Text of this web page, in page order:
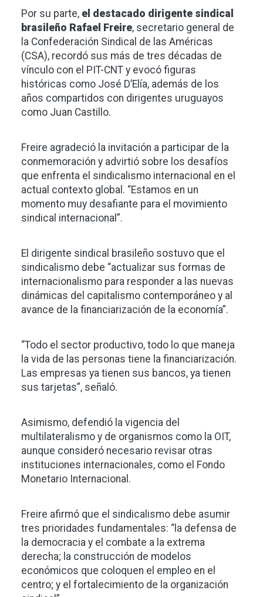
Por su parte, el destacado dirigente sindical
brasileño Rafael Freire, secretario general de
la Confederación Sindical de las Américas
(CSA), recordó sus más de tres décadas de
vínculo con el PIT-CNT y evocó figuras
históricas como José D’Elía, además de los
años compartidos con dirigentes uruguayos
como Juan Castillo.
Freire agradeció la invitación a participar de la
conmemoración y advirtió sobre los desafíos
que enfrenta el sindicalismo internacional en el
actual contexto global. “Estamos en un
momento muy desafiante para el movimiento
sindical internacional”.
El dirigente sindical brasileño sostuvo que el
sindicalismo debe “actualizar sus formas de
internacionalismo para responder a las nuevas
dinámicas del capitalismo contemporáneo y al
avance de la financiarización de la economía”.
“Todo el sector productivo, todo lo que maneja
la vida de las personas tiene la financiarización.
Las empresas ya tienen sus bancos, ya tienen
sus tarjetas”, señaló.
Asimismo, defendió la vigencia del
multilateralismo y de organismos como la OIT,
aunque consideró necesario revisar otras
instituciones internacionales, como el Fondo
Monetario Internacional.
Freire afirmó que el sindicalismo debe asumir
tres prioridades fundamentales: “la defensa de
la democracia y el combate a la extrema
derecha; la construcción de modelos
económicos que coloquen el empleo en el
centro; y el fortalecimiento de la organización